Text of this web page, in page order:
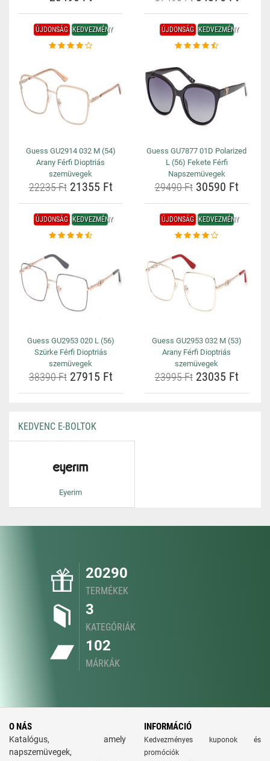
ÚJDONSÁG KEDVEZMÉNY
Guess GU2914 032 M (54)
Arany Férfi Dioptriás
szemüvegek
22235 Ft21355 Ft
ÚJDONSÁG KEDVEZMÉNY
Guess GU7877 01D Polarized
L (56) Fekete Férfi
Napszemüvegek
29490 Ft30590 Ft
ÚJDONSÁG KEDVEZMÉNY
Guess GU2953 020 L (56)
Szürke Férfi Dioptriás
szemüvegek
38390 Ft27915 Ft
ÚJDONSÁG KEDVEZMÉNY
Guess GU2953 032 M (53)
Arany Férfi Dioptriás
szemüvegek
23995 Ft23035 Ft
KEDVENC E-BOLTOK
Eyerim
20290
TERMÉKEK
3
KATEGÓRIÁK
102
MÁRKÁK
O NÁS
Katalógus, amely
napszemüvegek,
INFORMÁCIÓ
Kedvezményes kuponok és
promóciók